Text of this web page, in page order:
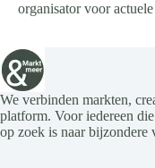
organisator voor
We verbinden markten,
platform. Voor iedereen
op zoek is naar bijzondere